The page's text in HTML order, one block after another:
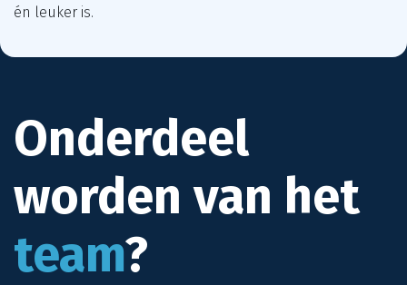
én leuker is.
Onderdeel
worden van het
team?